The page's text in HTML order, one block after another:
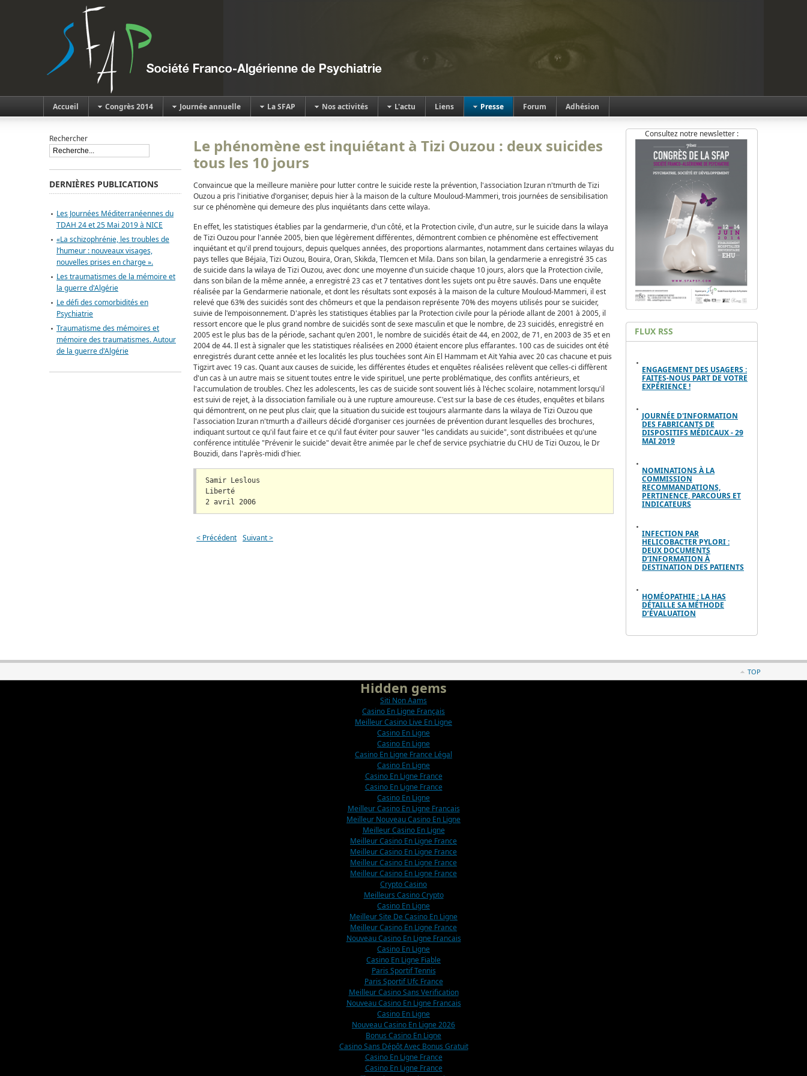
Accueil Congrès 2014 Journée annuelle La SFAP Nos activités L'actu Liens Presse Forum Adhésion
Le phénomène est inquiétant à Tizi Ouzou : deux suicides
tous les 10 jours
Convaincue que la meilleure manière pour lutter contre le suicide reste la prévention, l'association Izuran n'tmurth de Tizi
Ouzou a pris l'initiative d'organiser, depuis hier à la maison de la culture Mouloud-Mammeri, trois journées de sensibilisation
sur ce phénomène qui demeure des plus inquiétants dans cette wilaya.
En effet, les statistiques établies par la gendarmerie, d'un côté, et la Protection civile, d'un autre, sur le suicide dans la wilaya
de Tizi Ouzou pour l'année 2005, bien que légèrement différentes, démontrent combien ce phénomène est effectivement
inquiétant et qu'il prend toujours, depuis quelques années, des proportions alarmantes, notamment dans certaines wilayas du
pays telles que Béjaïa, Tizi Ouzou, Bouira, Oran, Skikda, Tlemcen et Mila. Dans son bilan, la gendarmerie a enregistré 35 cas
de suicide dans la wilaya de Tizi Ouzou, avec donc une moyenne d'un suicide chaque 10 jours, alors que la Protection civile,
dans son bilan de la même année, a enregistré 23 cas et 7 tentatives dont les sujets ont pu être sauvés. Dans une enquête
réalisée par la Gendarmerie nationale, et dont les résultats sont exposés à la maison de la culture Mouloud-Mammeri, il est
relevé que 63% des suicidés sont des chômeurs et que la pendaison représente 70% des moyens utilisés pour se suicider,
suivie de l'empoisonnement. D'après les statistiques établies par la Protection civile pour la période allant de 2001 à 2005, il
ressort encore que le plus grand nombre de suicidés sont de sexe masculin et que le nombre, de 23 suicidés, enregistré en
2005 est le plus bas de la période, sachant qu'en 2001, le nombre de suicidés était de 44, en 2002, de 71, en 2003 de 35 et en
2004 de 44. Il est à signaler que les statistiques réalisées en 2000 étaient encore plus effarantes. 100 cas de suicides ont été
enregistrés durant cette année et les localités les plus touchées sont Aïn El Hammam et Aït Yahia avec 20 cas chacune et puis
Tigzirt avec 19 cas. Quant aux causes de suicide, les différentes études et enquêtes réalisées relèvent que celles-ci diffèrent
d'un cas à un autre mais se situent toutes entre le vide spirituel, une perte problématique, des conflits antérieurs, et
l'accumulation de troubles. Chez les adolescents, les cas de suicide sont souvent liés à l'échec scolaire, notamment lorsqu'il
est suivi de rejet, à la dissociation familiale ou à une rupture amoureuse. C'est sur la base de ces études, enquêtes et bilans
qui démontrent, on ne peut plus clair, que la situation du suicide est toujours alarmante dans la wilaya de Tizi Ouzou que
l'association Izuran n'tmurth a d'ailleurs décidé d'organiser ces journées de prévention durant lesquelles des brochures,
indiquant surtout ce qu'il faut faire et ce qu'il faut éviter pour sauver "les candidats au suicide", sont distribuées et qu'une
conférence intitulée "Prévenir le suicide" devait être animée par le chef de service psychiatrie du CHU de Tizi Ouzou, le Dr
Bouzidi, dans l'après-midi d'hier.
Samir Leslous
Liberté
2 avril 2006
< Précédent Suivant >
Rechercher
DERNIÈRES PUBLICATIONS
Les Journées Méditerranéennes du
TDAH 24 et 25 Mai 2019 à NICE
«La schizophrénie, les troubles de
l’humeur : nouveaux visages,
nouvelles prises en charge ».
Les traumatismes de la mémoire et
la guerre d'Algérie
Le défi des comorbidités en
Psychiatrie
Traumatisme des mémoires et
mémoire des traumatismes. Autour
de la guerre d'Algérie
Consultez notre newsletter :
FLUX RSS
ENGAGEMENT DES USAGERS :
FAITES-NOUS PART DE VOTRE
EXPÉRIENCE !
JOURNÉE D'INFORMATION
DES FABRICANTS DE
DISPOSITIFS MÉDICAUX - 29
MAI 2019
NOMINATIONS À LA
COMMISSION
RECOMMANDATIONS,
PERTINENCE, PARCOURS ET
INDICATEURS
INFECTION PAR
HELICOBACTER PYLORI :
DEUX DOCUMENTS
D’INFORMATION À
DESTINATION DES PATIENTS
HOMÉOPATHIE : LA HAS
DÉTAILLE SA MÉTHODE
D’ÉVALUATION
TOP
Hidden gems
Siti Non Aams
Casino En Ligne Français
Meilleur Casino Live En Ligne
Casino En Ligne
Casino En Ligne
Casino En Ligne France Légal
Casino En Ligne
Casino En Ligne France
Casino En Ligne France
Casino En Ligne
Meilleur Casino En Ligne Francais
Meilleur Nouveau Casino En Ligne
Meilleur Casino En Ligne
Meilleur Casino En Ligne France
Meilleur Casino En Ligne France
Meilleur Casino En Ligne France
Meilleur Casino En Ligne France
Crypto Casino
Meilleurs Casino Crypto
Casino En Ligne
Meilleur Site De Casino En Ligne
Meilleur Casino En Ligne France
Nouveau Casino En Ligne Francais
Casino En Ligne
Casino En Ligne Fiable
Paris Sportif Tennis
Paris Sportif Ufc France
Meilleur Casino Sans Verification
Nouveau Casino En Ligne Francais
Casino En Ligne
Nouveau Casino En Ligne 2026
Bonus Casino En Ligne
Casino Sans Dépôt Avec Bonus Gratuit
Casino En Ligne France
Casino En Ligne France